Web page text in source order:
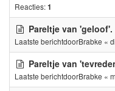
Reacties:1
Pareltje van 'geloof'.
Laatste berichtdoorBrabke «
Pareltje van
Laatste berichtdoorBrabke «